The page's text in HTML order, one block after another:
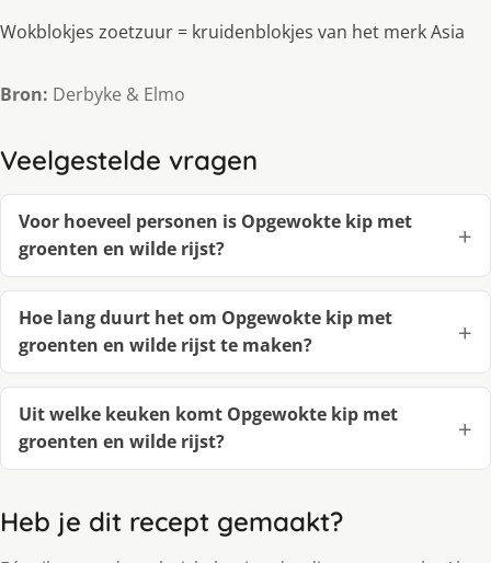
Wokblokjes zoetzuur = kruidenblokjes van het merk Asia
Bron: Derbyke & Elmo
Veelgestelde vragen
Voor hoeveel personen is Opgewokte kip met
groenten en wilde rijst?
Hoe lang duurt het om Opgewokte kip met
groenten en wilde rijst te maken?
Uit welke keuken komt Opgewokte kip met
groenten en wilde rijst?
Heb je dit recept gemaakt?